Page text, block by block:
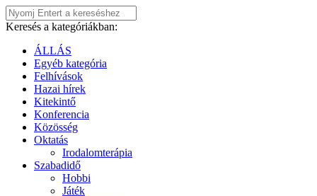
Keresés a kategóriákban:
ÁLLÁS
Egyéb kategória
Felhívások
Hazai hírek
Kitekintő
Konferencia
Közösség
Oktatás
Irodalomterápia
Szabadidő
Hobbi
Játék